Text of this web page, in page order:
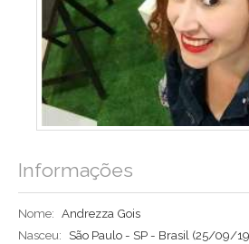
Informações
Nome: Andrezza Gois
Nasceu:
São Paulo - SP - Brasil (25/09/